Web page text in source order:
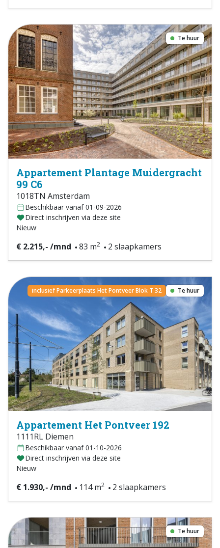
Te huur
Appartement Plantage Muidergracht
99 C6
1018TN Amsterdam
Beschikbaar vanaf 01-09-2026
Direct inschrijven via deze site
Nieuw
€ 2.215,- /mnd 83 m2 2 slaapkamers
inclusief Parkeerplaats Het Pontveer Blok T 32 Te huur
Appartement Het Pontveer 192
1111RL Diemen
Beschikbaar vanaf 01-10-2026
Direct inschrijven via deze site
Nieuw
€ 1.930,- /mnd 114 m2 2 slaapkamers
Te huur